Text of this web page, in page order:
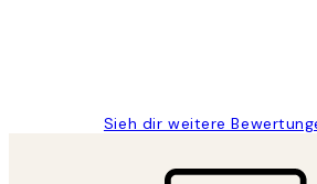
Sieh dir weitere